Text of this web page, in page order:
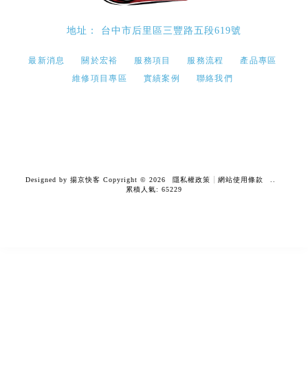
台中市后里區三豐路五段619號
最新消息 關於宏裕 服務項目 服務流程
產品專區
維修項目專區
實績案例 聯絡我們
Designed by 揚京快客 Copyright © 2026 隱私權政策 網站使用條款
..
累積人氣: 65229